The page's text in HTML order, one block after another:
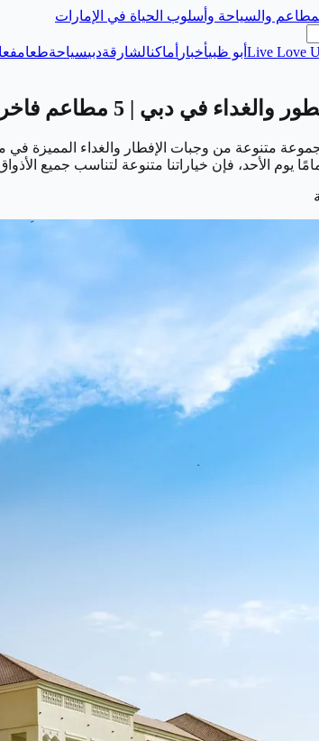
والسياحة وأسلوب الحياة في الإمارات
Live Love أبو ظبيأخبار أماكنالشارقةدبيسياحةطعام
| 5 مطاعم فاخرة لتجربة إفطار لا تُنسى!
متنوعة من وجبات الإفطار والغداء المميزة في
يوم الأحد، فإن خياراتنا متنوعة لتناسب جميع